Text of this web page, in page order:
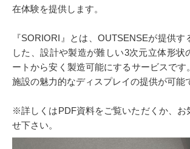
在体験を提供します。
『SORIORI』とは、OUTSENSEが提供
した、設計や製造が難しい3次元立体形状
ートから安く製造可能にするサービスです
施設の魅力的なディスプレイの提供が可能
※詳しくはPDF資料をご覧いただくか、お
せ下さい。